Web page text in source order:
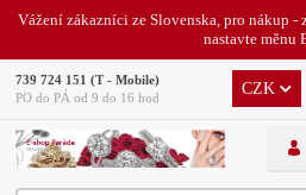
Vážení zákazníci ze Slovenska, pro nákup -
nastavte měnu
CZK
739 724 151 (T - Mobile)
PO do PÁ od 9 do 16 hod